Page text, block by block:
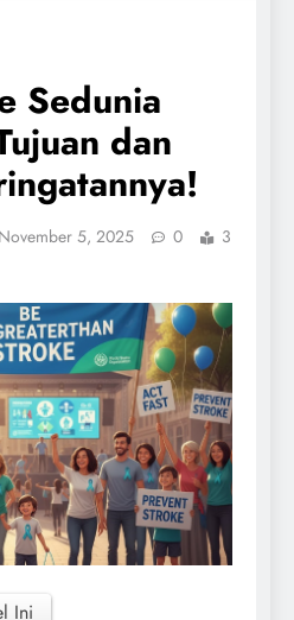
Sedunia
dan
November 5, 2025 0
3
Ini